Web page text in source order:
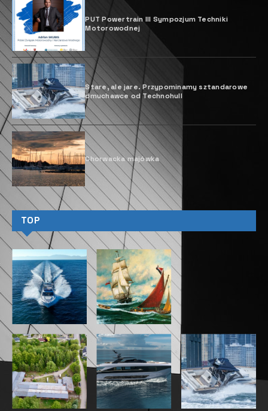
PUT Powertrain III Sympozjum Techniki
Motorowodnej
Stare, ale jare. Przypominamy sztandarowe
dmuchawce od Technohull
Chorwacka majówka
TOP